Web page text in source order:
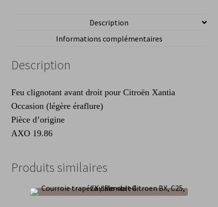
Description
Informations complémentaires
Description
Feu clignotant avant droit pour Citroën Xantia
Occasion (légère éraflure)
Pièce d’origine
AXO 19.86
Produits similaires